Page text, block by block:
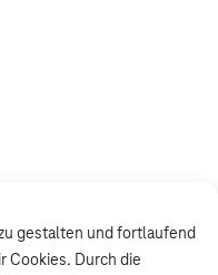
gestalten und fortlaufend
Cookies. Durch die